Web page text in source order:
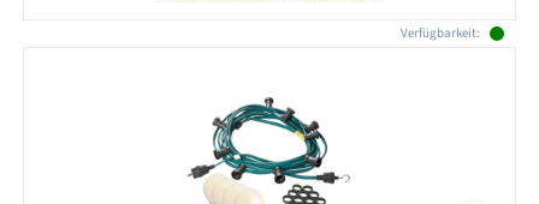
Verfügbarkeit: